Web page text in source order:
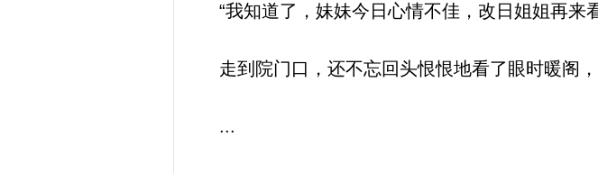
“我知道了，妹妹今日心情不佳，改日姐姐再来
走到院门口，还不忘回头恨恨地看了眼时暖阁
...